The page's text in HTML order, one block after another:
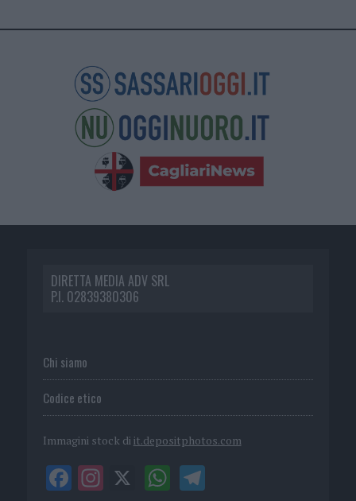
DIRETTA MEDIA ADV SRL
P.I. 02839380306
Chi siamo
Codice etico
Immagini stock di it.depositphotos.com